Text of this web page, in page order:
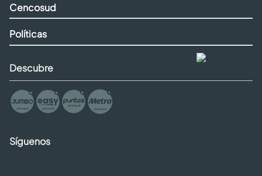
Cencosud
Políticas
Descubre
Síguenos